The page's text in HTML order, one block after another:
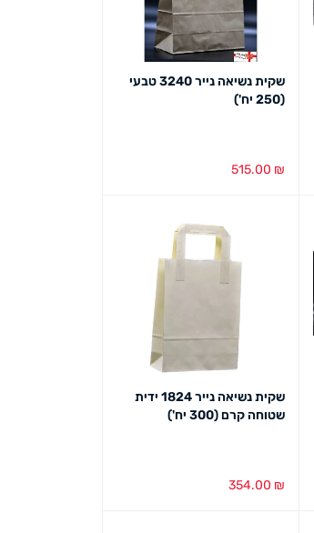
שקית נשיאה נייר 3240 טבעי
(250 יח')
515.00 ₪
שקית נשיאה נייר 1824 ידית
שטוחה קרם (300 יח')
354.00 ₪